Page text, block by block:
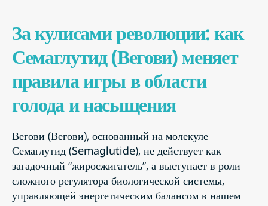
За кулисами революции: как
Семаглутид (Вегови) меняет
правила игры в области
голода и насыщения
Вегови (Вегови), основанный на молекуле
Семаглутид (Semaglutide), не действует как
загадочный “жиросжигатель”, а выступает в роли
сложного регулятора биологической системы,
управляющей энергетическим балансом в нашем